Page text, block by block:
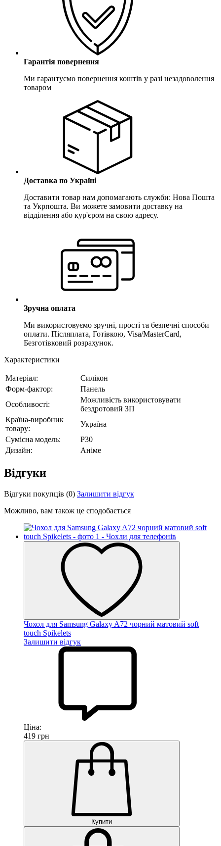
Гарантія повернення
Ми гарантуємо повернення коштів у разі незадоволення
товаром
Доставка по Україні
Доставити товар нам допомагають служби: Нова Пошта
та Укрпошта. Ви можете замовити доставку на
відділення або кур'єром на свою адресу.
Зручна оплата
Ми використовуємо зручні, прості та безпечні способи
оплати. Післяплата, Готівкою, Visa/MasterCard,
Безготівковий розрахунок.
Характеристики
Матеріал:
Силікон
Форм-фактор:
Панель
Особливості:
Можливість використовувати
бездротовий ЗП
Країна-виробник
товару:
Україна
Сумісна модель:
P30
Дизайн:
Аніме
Відгуки
Відгуки покупців (0) Залишити відгук
Можливо, вам також це сподобається
Чохол для Samsung Galaxy A72 чорний матовий soft
touch Spikelets
Залишити відгук
Ціна:
419 грн
Купити